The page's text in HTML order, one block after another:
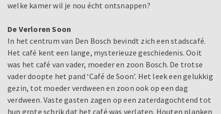
welke kamer wil je nou écht ontsnappen?
De Verloren Soon
In het centrum van Den Bosch bevindt zich een stadscafé.
Het café kent een lange, mysterieuze geschiedenis. Ooit
was het café van vader, moeder en zoon Bosch. De trotse
vader doopte het pand ‘Café de Soon’. Het leek een gelukkig
gezin, tot moeder verdween en zoon ook op een dag
verdween. Vaste gasten zagen op een zaterdagochtend tot
hun grote schrik dat het café was verlaten. Houten planken